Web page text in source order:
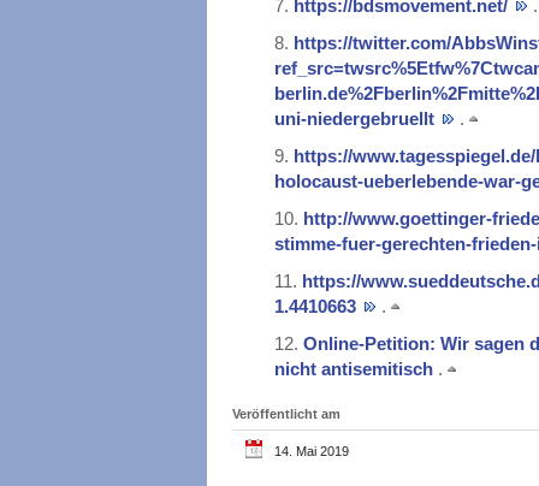
7. https://bdsmovement.net/
.
8. https://twitter.com/
uni-niedergebruellt
.
9. https://
holocaust-ueberlebende-war-
10. http://www.goettinger-
stimme-fuer-gerechten-
11. https://
1.4410663
.
12. Online-Petition: Wir sagen
nicht antisemitisch .
Veröffentlicht am
14. Mai 2019